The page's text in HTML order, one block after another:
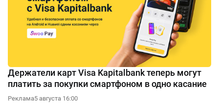
Держатели карт Visa Kapitalbank теперь могут
платить за покупки смартфоном в одно касание
Реклама5 августа 16:00